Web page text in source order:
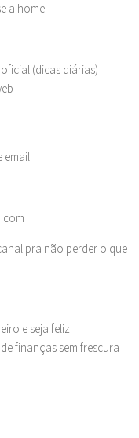
a home:
(dicas diárias)
email!
pra não perder o que
e seja feliz!
finanças sem frescura